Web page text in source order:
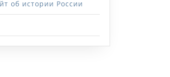
об истории России